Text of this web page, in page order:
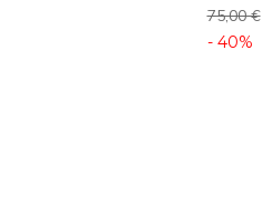
75,00 €
- 40%